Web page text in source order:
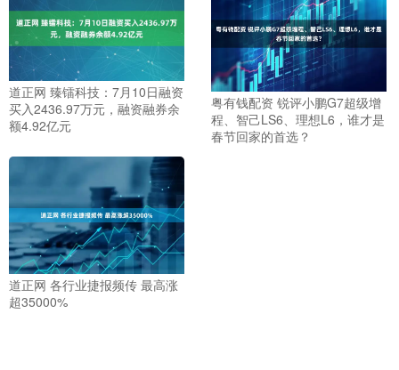
道正网 臻镭科技：7月10日融资
买入2436.97万元，融资融券余
额4.92亿元
粤有钱配资 锐评小鹏G7超级增
程、智己LS6、理想L6，谁才是
春节回家的首选？
道正网 各行业捷报频传 最高涨
超35000%